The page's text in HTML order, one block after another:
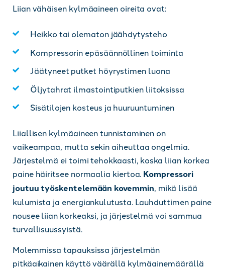
Liian vähäisen kylmäaineen oireita ovat:
Heikko tai olematon jäähdytysteho
Kompressorin epäsäännöllinen toiminta
Jäätyneet putket höyrystimen luona
Öljytahrat ilmastointiputkien liitoksissa
Sisätilojen kosteus ja huuruuntuminen
Liiallisen kylmäaineen tunnistaminen on
vaikeampaa, mutta sekin aiheuttaa ongelmia.
Järjestelmä ei toimi tehokkaasti, koska liian korkea
paine häiritsee normaalia kiertoa. Kompressori
joutuu työskentelemään kovemmin, mikä lisää
kulumista ja energiankulutusta. Lauhduttimen paine
nousee liian korkeaksi, ja järjestelmä voi sammua
turvallisuussyistä.
Molemmissa tapauksissa järjestelmän
pitkäaikainen käyttö väärällä kylmäainemäärällä